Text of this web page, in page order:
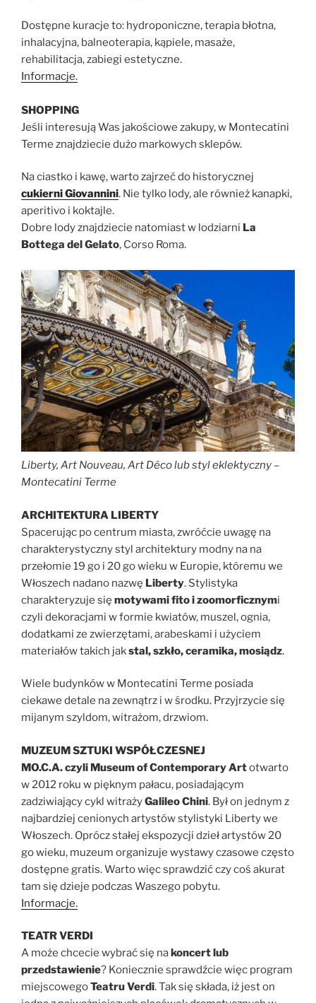
Dostępne kuracje to: hydroponiczne, terapia błotna,
inhalacyjna, balneoterapia, kąpiele, masaże,
rehabilitacja, zabiegi estetyczne.
Informacje.
SHOPPING
Jeśli interesują Was jakościowe zakupy, w Montecatini
Terme znajdziecie dużo markowych sklepów.
Na ciastko i kawę, warto zajrzeć do historycznej
cukierni Giovannini. Nie tylko lody, ale również kanapki,
aperitivo i koktajle.
Dobre lody znajdziecie natomiast w lodziarni La
Bottega del Gelato, Corso Roma.
Liberty, Art Nouveau, Art Déco lub styl eklektyczny –
Montecatini Terme
ARCHITEKTURA LIBERTY
Spacerując po centrum miasta, zwróćcie uwagę na
charakterystyczny styl architektury modny na na
przełomie 19 go i 20 go wieku w Europie, któremu we
Włoszech nadano nazwę Liberty. Stylistyka
charakteryzuje się motywami fito i zoomorficznymi
czyli dekoracjami w formie kwiatów, muszel, ognia,
dodatkami ze zwierzętami, arabeskami i użyciem
materiałów takich jakstal, szkło, ceramika, mosiądz.
Wiele budynków w Montecatini Terme posiada
ciekawe detale na zewnątrz i w środku. Przyjrzycie się
mijanym szyldom, witrażom, drzwiom.
MUZEUM SZTUKI WSPÓŁCZESNEJ
MO.C.A. czyli Museum of Contemporary Artotwarto
w 2012 roku w pięknym pałacu, posiadającym
zadziwiający cykl witrażyGalileo Chini. Był on jednym z
najbardziej cenionych artystów stylistyki Liberty we
Włoszech. Oprócz stałej ekspozycji dzieł artystów 20
go wieku, muzeum organizuje wystawy czasowe często
dostępne gratis. Warto więc sprawdzić czy coś akurat
tam się dzieje podczas Waszego pobytu.
Informacje.
TEATR VERDI
A może chcecie wybrać się na koncert lub
przedstawienie? Koniecznie sprawdźcie więc program
miejscowegoTeatru Verdi. Tak się składa, iż jest on